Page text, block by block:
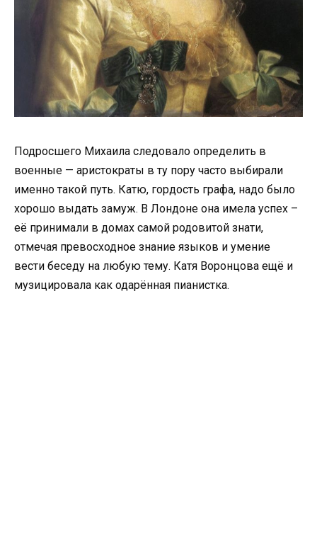
Подросшего Михаила следовало определить в
военные — аристократы в ту пору часто выбирали
именно такой путь. Катю, гордость графа, надо было
хорошо выдать замуж. В Лондоне она имела успех –
её принимали в домах самой родовитой знати,
отмечая превосходное знание языков и умение
вести беседу на любую тему. Катя Воронцова ещё и
музицировала как одарённая пианистка.